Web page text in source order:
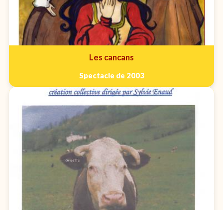
Les cancans
Spectacle de 2003